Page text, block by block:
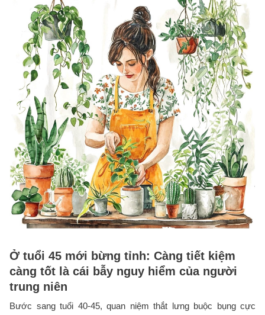
Ở tuổi 45 mới bừng tỉnh: Càng tiết kiệm
càng tốt là cái bẫy nguy hiểm của người
trung niên
Bước sang tuổi 40-45, quan niệm thắt lưng buộc bụng cực